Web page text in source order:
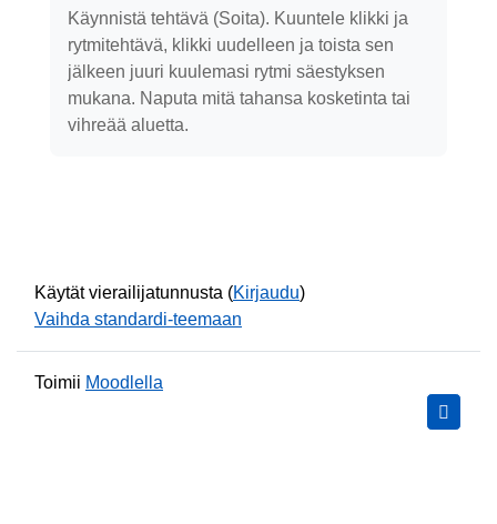
Käynnistä tehtävä (Soita). Kuuntele klikki ja
rytmitehtävä, klikki uudelleen ja toista sen
jälkeen juuri kuulemasi rytmi säestyksen
mukana. Naputa mitä tahansa kosketinta tai
vihreää aluetta.
Käytät vierailijatunnusta (Kirjaudu)
Vaihda standardi-teemaan
Toimii Moodlella